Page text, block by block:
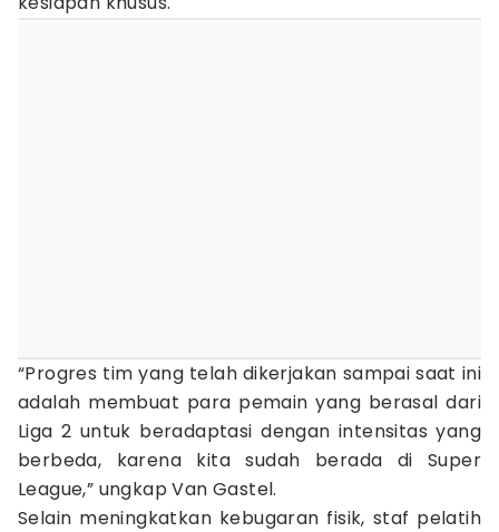
“Progres tim yang telah dikerjakan sampai saat ini
adalah membuat para pemain yang berasal dari
Liga 2 untuk beradaptasi dengan intensitas yang
berbeda, karena kita sudah berada di Super
League,” ungkap Van Gastel.
Selain meningkatkan kebugaran fisik, staf pelatih